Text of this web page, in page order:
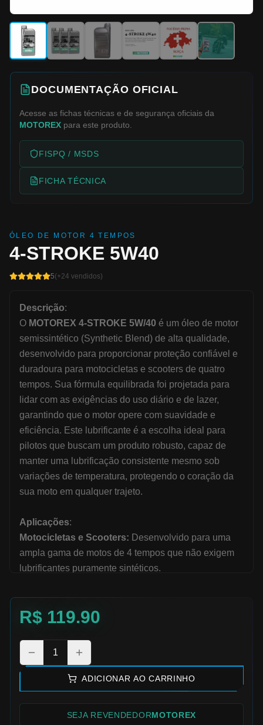
DOCUMENTAÇÃO OFICIAL
Acesse as fichas técnicas e de segurança oficiais da
MOTOREX para este produto.
FISPQ / MSDS
FICHA TÉCNICA
ÓLEO DE MOTOR 4 TEMPOS
4-STROKE 5W40
5(+24 vendidos)
Descrição:
O MOTOREX 4-STROKE 5W/40 é um óleo de motor
semissintético (Synthetic Blend) de alta qualidade,
desenvolvido para proporcionar proteção confiável e
duradoura para motocicletas e scooters de quatro
tempos. Sua fórmula equilibrada foi projetada para
lidar com as exigências do uso diário e de lazer,
garantindo que o motor opere com suavidade e
eficiência. Este lubrificante é a escolha ideal para
pilotos que buscam um produto robusto, capaz de
manter uma lubrificação consistente mesmo sob
variações de temperatura, protegendo o coração da
sua moto em qualquer trajeto.
Aplicações:
Motocicletas e Scooters: Desenvolvido para uma
ampla gama de motos de 4 tempos que não exigem
lubrificantes puramente sintéticos.
adequado para motores com embreagem multidisco
banhada a óleo, garantindo trocas de marcha precisas.
diário e viagens, adaptando-se bem a diferentes
Diferencial:
Filme Lubrificante Estável:Cria uma camada de
proteção resistente entre as peças móveis, reduzindo o
R$ 119.90
1
ADICIONAR AO CARRINHO
SEJA REVENDEDORMOTOREX